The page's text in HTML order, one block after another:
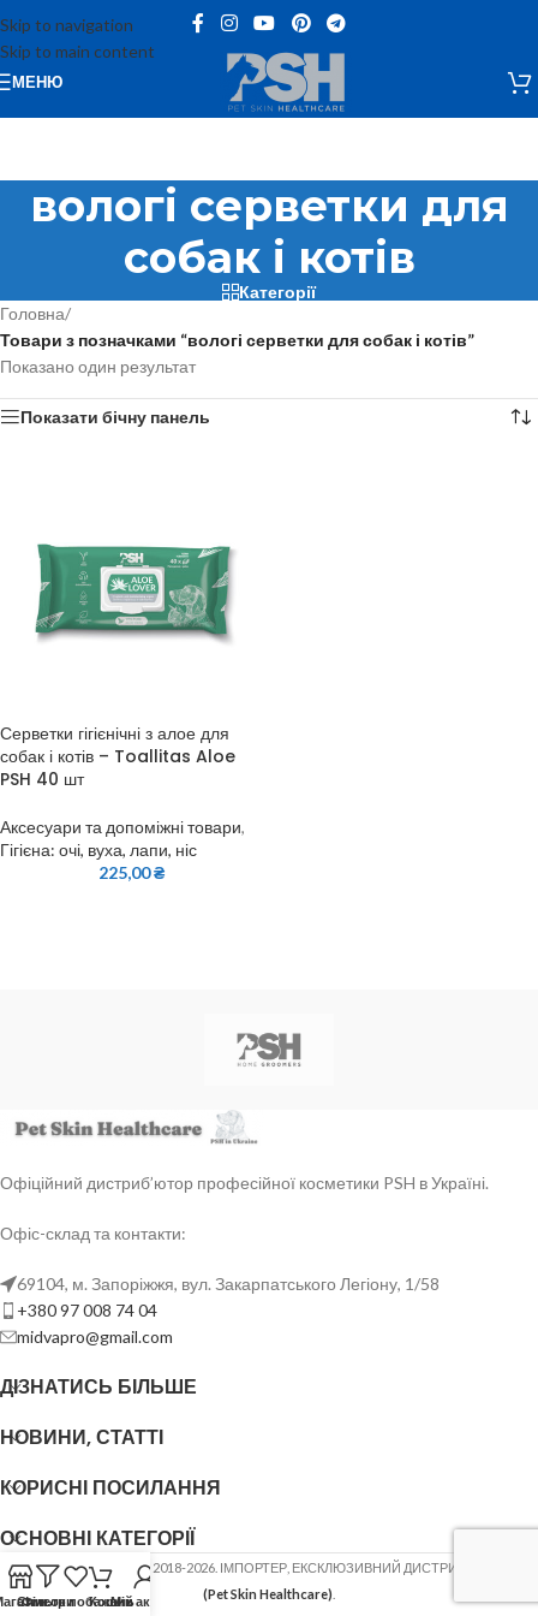
Skip to navigation
Skip to main content
МЕНЮ
вологі серветки для
собак і котів
Категорії
Головна/
Товари з позначками “вологі серветки для собак і котів”
Показано один результат
Показати бічну панель
Серветки гігієнічні з алое для
собак і котів – Toallitas Aloe
PSH 40 шт
Аксесуари та допоміжні товари,
Гігієна: очі, вуха, лапи, ніс
225,00₴
Офіційний дистриб’ютор професійної косметики PSH в Україні.
Офіс-склад та контакти:
69104, м. Запоріжжя, вул. Закарпатського Легіону, 1/58
+380 97 008 74 04
midvapro@gmail.com
ДІЗНАТИСЬ БІЛЬШЕ
НОВИНИ, СТАТТІ
КОРИСНІ ПОСИЛАННЯ
ОСНОВНІ КАТЕГОРІЇ
ФОП ШОВГЕНЮК Ю.В. 2018-2026. ІМПОРТЕР, ЕКСКЛЮЗИВНИЙ ДИСТРИБ'ЮТОР
(Pet Skin Healthcare)
Фільтри
Список побажань
КошикМій акаунт